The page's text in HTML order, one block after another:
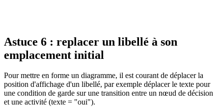
Astuce 6 : replacer un libellé à son
emplacement initial
Pour mettre en forme un diagramme, il est courant de déplacer la
position d'affichage d'un libellé, par exemple déplacer le texte pour
une condition de garde sur une transition entre un nœud de décision
et une activité (texte = "oui").